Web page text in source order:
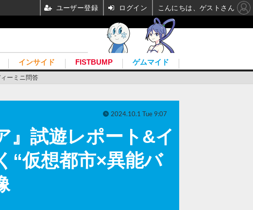
ーミニ問答
インサイド FISTBUMP ゲムマイド
』試遊レポート&イ
“仮想都市×異能バ
2024.10.1 Tue 9:07
ユーザー登録 ログイン こんにちは、ゲストさん